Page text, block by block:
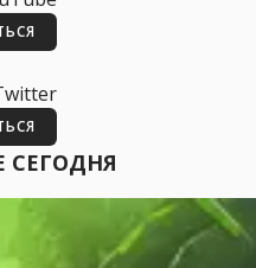
СЕГОДНЯ